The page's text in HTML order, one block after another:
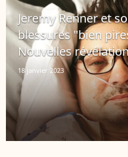
Jeremy Renner et
blessures "bien
Nouvelles
18 janvier 2023